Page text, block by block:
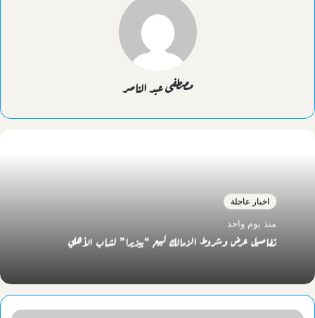
مصطفى عبد الناصر
اخبار عاجلة
منذ يوم واحد
تفاصيل عرض وشروط الزمالك لبيع “بيزيرا” لشباب الأهلي